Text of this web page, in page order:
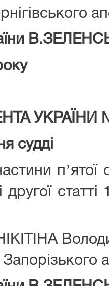
УКРАЇНИ
судді
пʼятої
статті